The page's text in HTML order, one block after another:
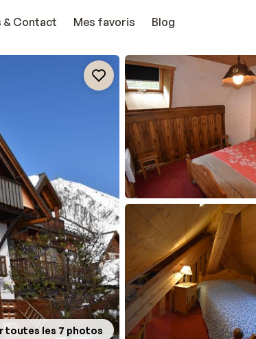
& Contact Mes favoris Blog
toutes les 7 photos